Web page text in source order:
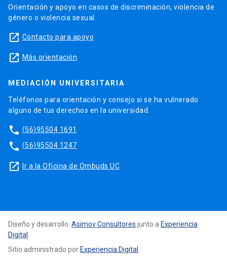
Orientación y apoyo en casos de discriminación, violencia de
género o violencia sexual.
launch Contacto para apoyo
launch Más orientación
MEDIACIÓN UNIVERSITARIA
Teléfonos para orientación y consejo si se ha vulnerado
alguno de tus derechos en la universidad.
phone (56)95504 1691
phone (56)95504 1247
launch Ir a la Oficina de Ombuds UC
Diseño y desarrollo: Asimov Consultores junto a Experiencia
Digital
Sitio administrado porExperiencia Digital